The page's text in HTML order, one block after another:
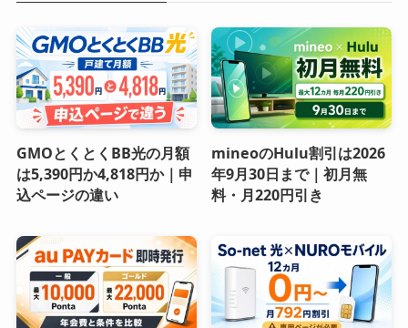
GMOとくとくBB光の月額
は5,390円か4,818円か｜申
込ページの違い
mineoのHulu割引は2026
年9月30日まで｜初月無
料・月220円引き